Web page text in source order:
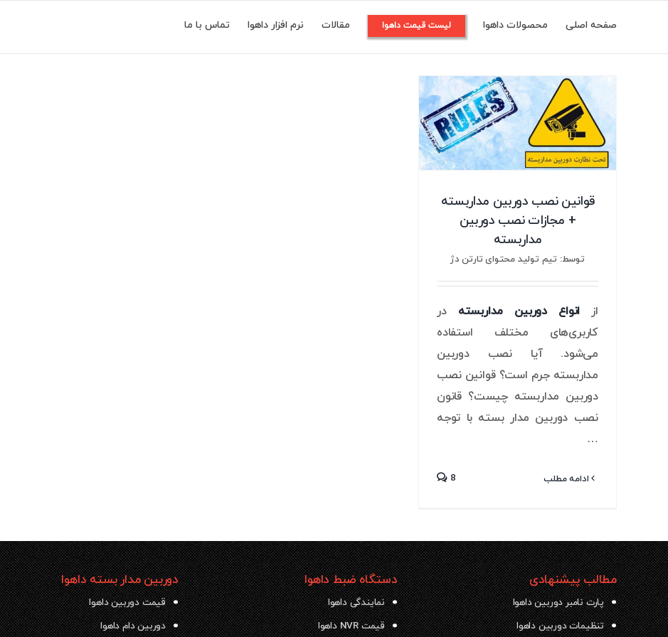
content
صفحه اصلی محصولات داهوا لیست قیمت داهوا مقالات نرم افزار داهوا تماس با ما
قوانین نصب دوربین مداربسته
+ مجازات نصب دوربین
مداربسته
توسط: تیم تولید محتوای تارتن دژ
از انواع دوربین مداربسته در
کاربری‌های مختلف استفاده
می‌شود. آیا نصب دوربین
مداربسته جرم است؟ قوانین نصب
دوربین مداربسته چیست؟ قانون
نصب دوربین مدار بسته با توجه
…
ادامه مطلب 8
مطالب پیشنهادی
پارت نامبر دوربین داهوا
تنظیمات دوربین داهوا
دستگاه ضبط داهوا
نمایندگی داهوا
قیمت NVR داهوا
دوربین مدار بسته داهوا
قیمت دوربین داهوا
دوربین دام داهوا